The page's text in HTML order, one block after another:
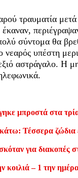
τραυματία
σύντομα θα
νεαρός υπέστη
αστράγαλο. Η
μπροστά στα
Τέσσερα ζώδια
για διακοπές
κοιλιά – 1 την